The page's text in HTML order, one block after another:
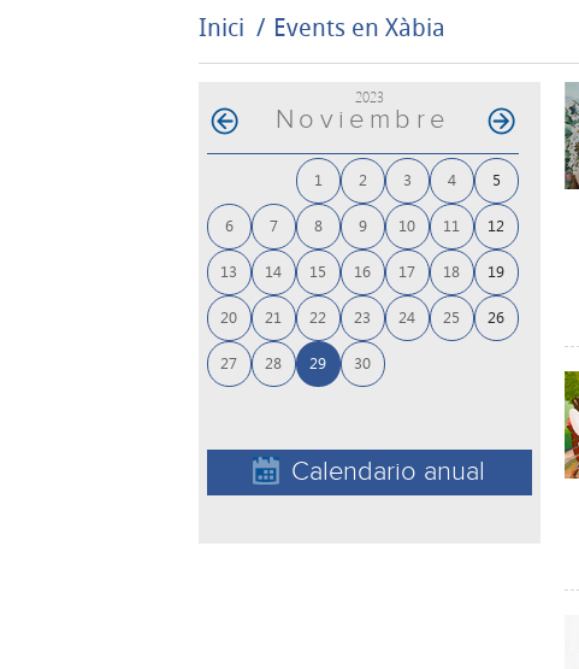
Inici Events en Xàbia
2023
Noviembre
1 2 3 4 5
6 7 8 9 10 11 12
13 14 15 16 17 18 19
20 21 22 23 24 25 26
27 28 29 30
Calendario anual